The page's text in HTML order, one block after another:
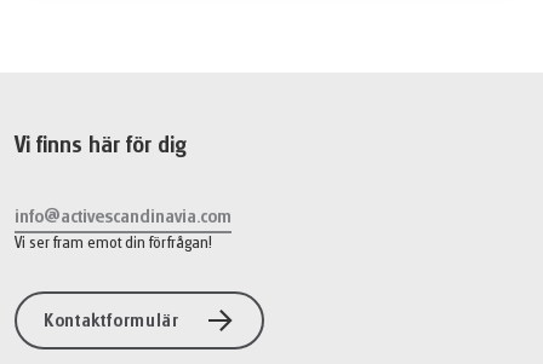
Vi finns här för dig
info@activescandinavia.com
Vi ser fram emot din förfrågan!
Kontaktformulär